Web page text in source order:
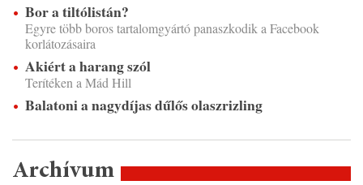
Bor a tiltólistán?
Egyre több boros tartalomgyártó panaszkodik a Facebook
korlátozásaira
Akiért a harang szól
Terítéken a Mád Hill
Balatoni a nagydíjas dűlős olaszrizling
Archívum